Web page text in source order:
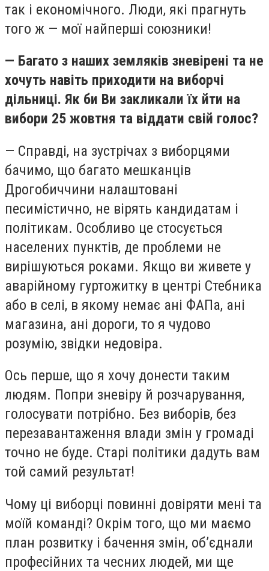
так і економічного. Люди, які прагнуть
того ж — мої найперші союзники!
— Багато з наших земляків зневірені та не
хочуть навіть приходити на виборчі
дільниці. Як би Ви закликали їх йти на
вибори 25 жовтня та віддати свій голос?
— Справді, на зустрічах з виборцями
бачимо, що багато мешканців
Дрогобиччини налаштовані
песимістично, не вірять кандидатам і
політикам. Особливо це стосується
населених пунктів, де проблеми не
вирішуються роками. Якщо ви живете у
аварійному гуртожитку в центрі Стебника
або в селі, в якому немає ані ФАПа, ані
магазина, ані дороги, то я чудово
розумію, звідки недовіра.
Ось перше, що я хочу донести таким
людям. Попри зневіру й розчарування,
голосувати потрібно. Без виборів, без
перезавантаження влади змін у громаді
точно не буде. Старі політики дадуть вам
той самий результат!
Чому ці виборці повинні довіряти мені та
моїй команді? Окрім того, що ми маємо
план розвитку і бачення змін, об’єднали
професійних та чесних людей, ми ще